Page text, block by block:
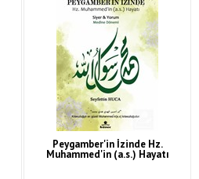
Peygamber'in İzinde Hz.
Muhammed'in (a.s.) Hayatı